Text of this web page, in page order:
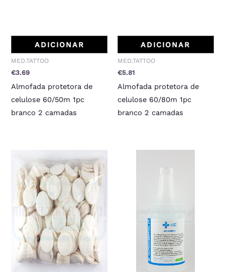
ADICIONAR
MED.TATTOO
€3.69
Almofada protetora de
celulose 60/50m 1pc
branco 2 camadas
ADICIONAR
MED.TATTOO
€5.81
Almofada protetora de
celulose 60/80m 1pc
branco 2 camadas